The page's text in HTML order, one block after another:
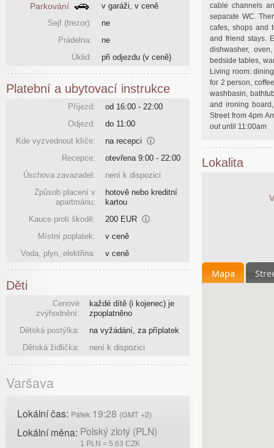
cable channels
separate WC.
cafes, shops and
and friend stays.
dishwasher,
bedside tables,
Living room:
for 2 person,
washbasin,
and ironing
Street from 4pm
out until 11:00am
Lokalita
Mapa
Parkování :
v garáži, v ceně
Sejf (trezor):
ne
Prádelna:
ne
Úklid:
při odjezdu (v ceně)
Platební a ubytovací instrukce
Příjezd:
od 16:00 - 22:00
Odjezd:
do 11:00
Kde vyzvednout klíče:
na recepci ⓘ
Recepce:
otevřena 9:00 - 22:00
Úschova zavazadel:
není k dispozici
Způsob placení v
apartmánu:
hotově nebo kreditní
kartou
Kauce proti škodě:
200 EUR ⓘ
Místní poplatek:
v ceně
Voda, plyn, elektřina:
v ceně
Děti
Cenové
zvýhodnění:
každé dítě (i kojenec) je
zpoplatněno
Dětská postýlka:
na vyžádání, za příplatek
Dětská židlička:
není k dispozici
Varšava
Lokální čas: Pátek 19:28 (GMT +2)
Lokální měna: Polský zlotý (PLN)
1 PLN = 5.63 CZK